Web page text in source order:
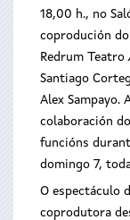
18,00 h., no
coprodución
Redrum Teatro
Santiago
Alex Sampayo.
colaboración
funcións
domingo 7,
O espectáculo
coprodutora